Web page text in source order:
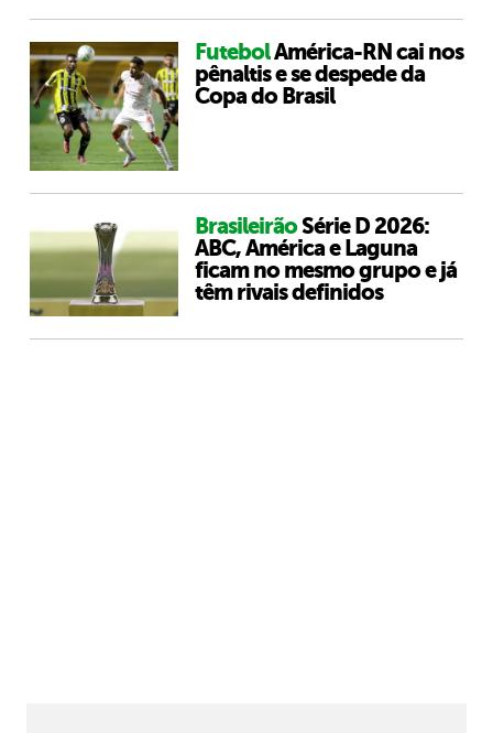
FutebolAmérica-RN cai nos
pênaltis e se despede da
Copa do Brasil
BrasileirãoSérie D 2026:
ABC, América e Laguna
ficam no mesmo grupo e já
têm rivais definidos